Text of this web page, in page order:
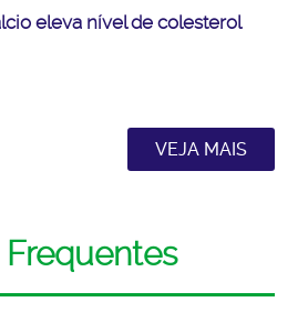
eleva nível de colesterol
VEJA MAIS